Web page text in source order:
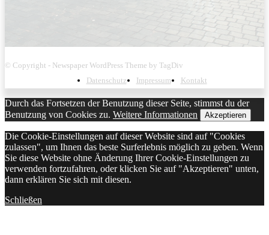
© Copyright - Newspaper WordPress Theme by TagDiv
Datenschutz
Impressum Kontakt
Durch das Fortsetzen der Benutzung dieser Seite, stimmst du der
Benutzung von Cookies zu. Weitere Informationen Akzeptieren
Die Cookie-Einstellungen auf dieser Website sind auf "Cookies
zulassen", um Ihnen das beste Surferlebnis möglich zu geben. Wenn
Sie diese Website ohne Änderung Ihrer Cookie-Einstellungen zu
verwenden fortzufahren, oder klicken Sie auf "Akzeptieren" unten,
dann erklären Sie sich mit diesen.
Schließen